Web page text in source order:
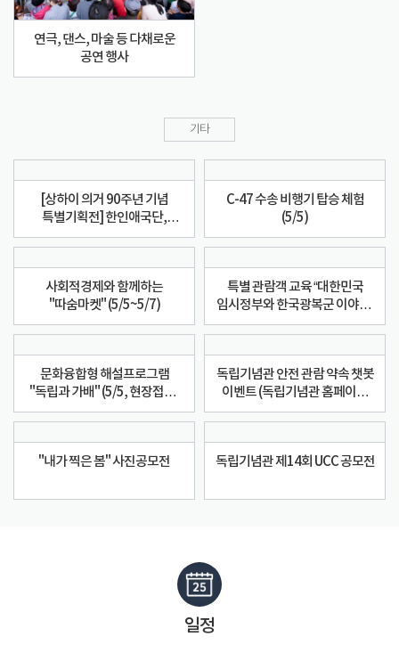
연극, 댄스, 마술 등 다채로운
공연 행사
기타
[상하이 의거 90주년 기념
특별기획전] 한인애국단,
1932년 그들의 임무
C-47 수송 비행기 탑승 체험
(5/5)
사회적경제와 함께하는
"따숨마켓" (5/5~5/7)
특별 관람객 교육 “대한민국
임시정부와 한국광복군 이야기”
(5/5~5/8)
문화융합형 해설프로그램
"독립과 가배" (5/5, 현장접수,
커피드립백 증정)
독립기념관 안전 관람 약속 챗봇
이벤트 (독립기념관 홈페이지
메인화면 챗봇 이용)
"내가 찍은 봄" 사진공모전 독립기념관 제14회 UCC 공모전
일정